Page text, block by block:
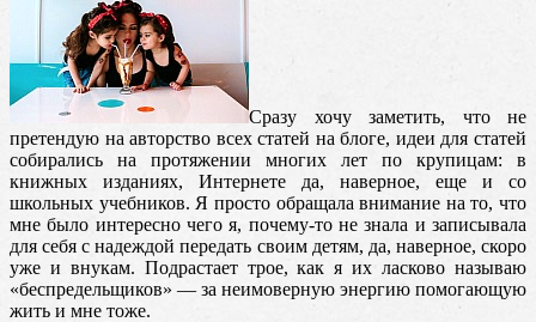
Сразу хочу заметить, что не
претендую на авторство всех статей на блоге, идеи для статей
собирались на протяжении многих лет по крупицам: в
книжных изданиях, Интернете да, наверное, еще и со
школьных учебников. Я просто обращала внимание на то, что
мне было интересно чего я, почему-то не знала и записывала
для себя с надеждой передать своим детям, да, наверное, скоро
уже и внукам. Подрастает трое, как я их ласково называю
«беспредельщиков» — за неимоверную энергию помогающую
жить и мне тоже.